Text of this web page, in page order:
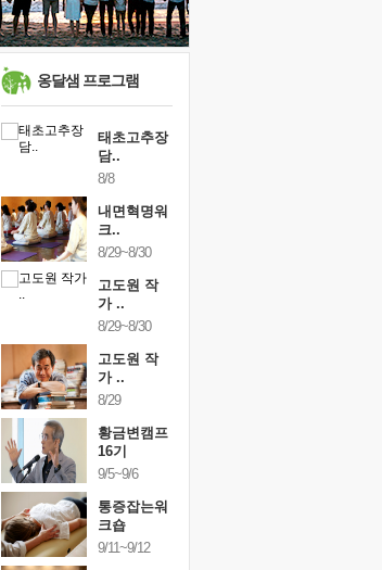
못된 꼰대들
거울 속의 나
희망이란
'모른다'는 것
#도움
옹달샘 프로그램
태초고추장
담..
8/8
내면혁명워
크..
8/29~8/30
고도원 작
가 ..
8/29~8/30
고도원 작
가 ..
8/29
황금변캠프
16기
9/5~9/6
통증잡는워
크숍
9/11~9/12